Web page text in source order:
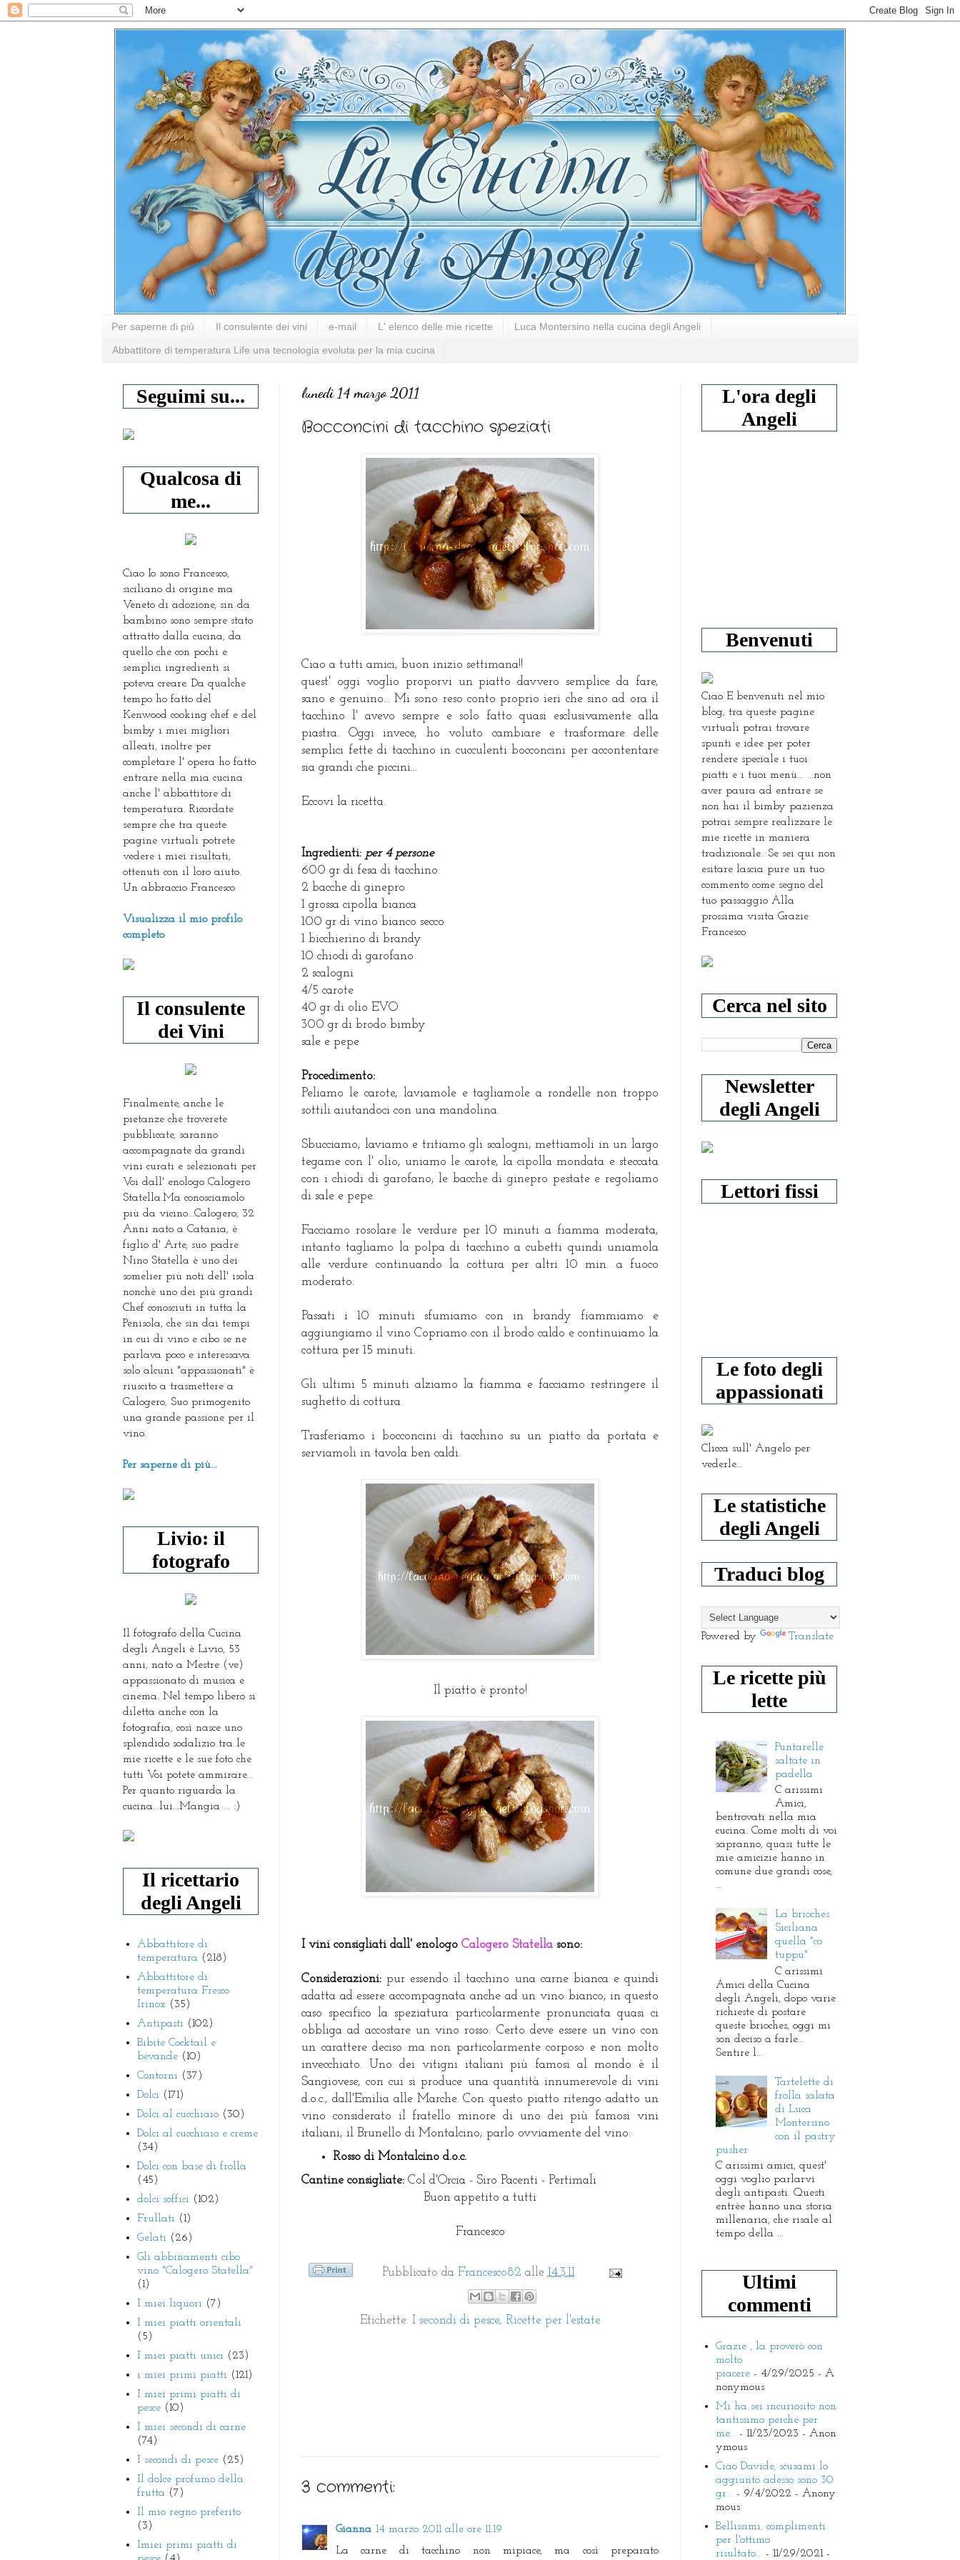
Per saperne di più Il consulente dei vini e-mail L' elenco delle mie ricette Luca Montersino nella cucina degli Angeli
Abbattitore di temperatura Life una tecnologia evoluta per la mia cucina
lunedì 14 marzo 2011
Bocconcini di tacchino speziati
Ciao a tutti amici, buon inizio settimana!!
quest' oggi voglio proporvi un piatto davvero semplice da fare,
sano e genuino... Mi sono reso conto proprio ieri che sino ad ora il
tacchino l' avevo sempre e solo fatto quasi esclusivamente alla
piastra. Oggi invece, ho voluto cambiare e trasformare delle
semplici fette di tacchino in cucculenti bocconcini per accontentare
sia grandi che piccini...
Eccovi la ricetta.
Ingredienti: per 4 persone
600 gr di fesa di tacchino
2 bacche di ginepro
1 grossa cipolla bianca
100 gr di vino bianco secco
1 bicchierino di brandy
10 chiodi di garofano
2 scalogni
4/5 carote
40 gr di olio EVO
300 gr di brodo bimby
sale e pepe
Procedimento:
Peliamo le carote, laviamole e tagliamole a rondelle non troppo
sottili aiutandoci con una mandolina.
Sbucciamo, laviamo e tritiamo gli scalogni, mettiamoli in un largo
tegame con l' olio, uniamo le carote, la cipolla mondata e steccata
con i chiodi di garofano, le bacche di ginepro pestate e regoliamo
di sale e pepe.
Facciamo rosolare le verdure per 10 minuti a fiamma moderata,
intanto tagliamo la polpa di tacchino a cubetti quindi uniamola
alle verdure continuando la cottura per altri 10 min. a fuoco
moderato.
Passati i 10 minuti sfumiamo con in brandy fiammiamo e
aggiungiamo il vino Copriamo con il brodo caldo e continuiamo la
cottura per 15 minuti.
Gli ultimi 5 minuti alziamo la fiamma e facciamo restringere il
sughetto di cottura.
Trasferiamo i bocconcini di tacchino su un piatto da portata e
serviamoli in tavola ben caldi.
Il piatto è pronto!
I vini consigliati dall' enologo Calogero Statella sono:
Considerazioni: pur essendo il tacchino una carne bianca e quindi
adatta ad essere accompagnata anche ad un vino bianco, in questo
caso specifico la speziatura particolarmente pronunciata quasi ci
obbliga ad accostare un vino rosso. Certo deve essere un vino con
un carattere deciso ma non particolarmente corposo e non molto
invecchiato. Uno dei vitigni italiani più famosi al mondo è il
Sangiovese, con cui si produce una quantità innumerevole di vini
d.o.c., dall'Emilia alle Marche. Con questo piatto ritengo adatto un
vino considerato il fratello minore di uno dei più famosi vini
italiani, il Brunello di Montalcino; parlo ovviamente del vino:
Rosso di Montalcino d.o.c.
Cantine consigliate: Col d'Orcia - Siro Pacenti - Pertimali
Buon appetito a tutti
Francesco
Pubblicato da Francesco82 alle 14.3.11
Etichette: I secondi di pesce, Ricette per l'estate
3 commenti:
Gianna 14 marzo 2011 alle ore 11:19
La carne di tacchino non mipiace, ma così preparato
Seguimi su...
Qualcosa di
me...
Ciao Io sono Francesco,
siciliano di origine ma
Veneto di adozione, sin da
bambino sono sempre stato
attratto dalla cucina, da
quello che con pochi e
semplici ingredienti si
poteva creare. Da qualche
tempo ho fatto del
Kenwood cooking chef e del
bimby i miei migliori
alleati, inoltre per
completare l' opera ho fatto
entrare nella mia cucina
anche l' abbattitore di
temperatura. Ricordate
sempre che tra queste
pagine virtuali potrete
vedere i miei risultati,
ottenuti con il loro aiuto.
Un abbraccio Francesco
Visualizza il mio profilo
completo
Il consulente
dei Vini
Finalmente, anche le
pietanze che troverete
pubblicate, saranno
accompagnate da grandi
vini curati e selezionati per
Voi dall' enologo Calogero
Statella.Ma conosciamolo
più da vicino...Calogero, 32
Anni nato a Catania, è
figlio d' Arte, suo padre
Nino Statella è uno dei
somelier più noti dell' isola
nonchè uno dei più grandi
Chef conosciuti in tutta la
Penisola, che sin dai tempi
in cui di vino e cibo se ne
parlava poco e interessava
solo alcuni "appassionati" è
riuscito a trasmettere a
Calogero, Suo primogenito
una grande passione per il
vino.
Per saperne di più...
Livio: il
fotografo
Il fotografo della Cucina
degli Angeli è Livio, 53
anni, nato a Mestre (ve)
appassionato di musica e
cinema. Nel tempo libero si
diletta anche con la
fotografia, così nasce uno
splendido sodalizio tra le
mie ricette e le sue foto che
tutti Voi potete ammirare...
Per quanto riguarda la
cucina...lui...Mangia ... :)
Il ricettario
degli Angeli
Abbattitore di
temperatura (218)
Abbattitore di
temperatura Fresco
Irinox (35)
Antipasti (102)
Bibite Cocktail e
bevande (10)
Contorni (37)
Dolci (171)
Dolci al cucchiaio (30)
Dolci al cucchiaio e creme
(34)
Dolci con base di frolla
(45)
dolci soffici (102)
Frullati (1)
Gelati (26)
Gli abbinamenti cibo
vino "Calogero Statella"
(1)
I miei liquori (7)
I miei piatti orientali
(5)
I miei piatti unici (23)
i miei primi piatti (121)
I miei primi piatti di
pesce (10)
I miei secondi di carne
(74)
I secondi di pesce (25)
Il dolce profumo della
frutta (7)
Il mio regno preferito
(3)
Imiei primi piatti di
L'ora degli
Angeli
Benvenuti
Ciao E benvenuti nel mio
blog, tra queste pagine
virtuali potrai trovare
spunti e idee per poter
rendere speciale i tuoi
piatti e i tuoi menù... ...non
aver paura ad entrare se
non hai il bimby pazienza
potrai sempre realizzare le
mie ricette in maniera
tradizionale.. Se sei qui non
esitare lascia pure un tuo
commento come segno del
tuo passaggio Alla
prossima visita Grazie
Francesco
Cerca nel sito
Newsletter
degli Angeli
Lettori fissi
Le foto degli
appassionati
Clicca sull' Angelo per
vederle...
Le statistiche
degli Angeli
Traduci blog
Powered by Translate
Le ricette più
lette
Puntarelle
saltate in
padella
C arissimi
Amici,
bentrovati nella mia
cucina. Come molti di voi
sapranno, quasi tutte le
mie amicizie hanno in
comune due grandi cose,
...
La brioches
Siciliana
quella "co
tuppu"
C arissimi
Amici della Cucina
degli Angeli, dopo varie
richieste di postare
queste brioches, oggi mi
son deciso a farle...
Sentire l...
Tartelette di
frolla salata
di Luca
Montersino
con il pastry
pusher
C arissimi amici, quest'
oggi voglio parlarvi
degli antipasti. Questi
entrèe hanno una storia
millenaria, che risale al
tempo della ...
Ultimi
commenti
Grazie , la proverò con
molto
piacere - 4/29/2025 - A
nonymous
Mi ha sei incuriosito non
tantissimo perché per
me... - 11/23/2023 - Anon
ymous
Ciao Davide, scusami lo
aggiunto adesso sono 30
gr... - 9/4/2022 - Anony
mous
Bellissimi, complimenti
per l'ottimo
risultato... - 11/29/2021-